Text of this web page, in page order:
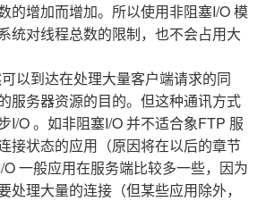
的增加而增加。所以使用非阻塞I/O 模
统对线程总数的限制，也不会占用大
可以到达在处理大量客户端请求的同
服务器资源的目的。但这种通讯方式
I/O 。如非阻塞I/O 并不适合象FTP 服
接状态的应用（原因将在以后的章节
O 一般应用在服务端比较多一些，因为
处理大量的连接（但某些应用除外，